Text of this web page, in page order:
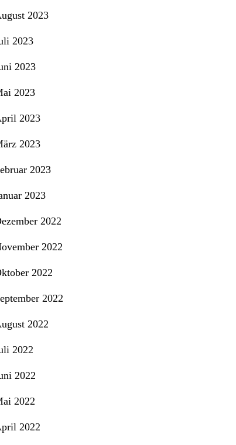
2023
2023
2023
2023
2023
2023
2023
2023
2022
2022
2022
2022
2022
2022
2022
2022
2022